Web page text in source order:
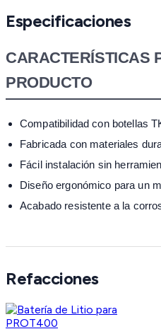
Especificaciones
CARACTERÍSTICAS
PRODUCTO
Compatibilidad con botellas
Fabricada con materiales
Fácil instalación sin
Diseño ergonómico para un
Acabado resistente a la
Refacciones